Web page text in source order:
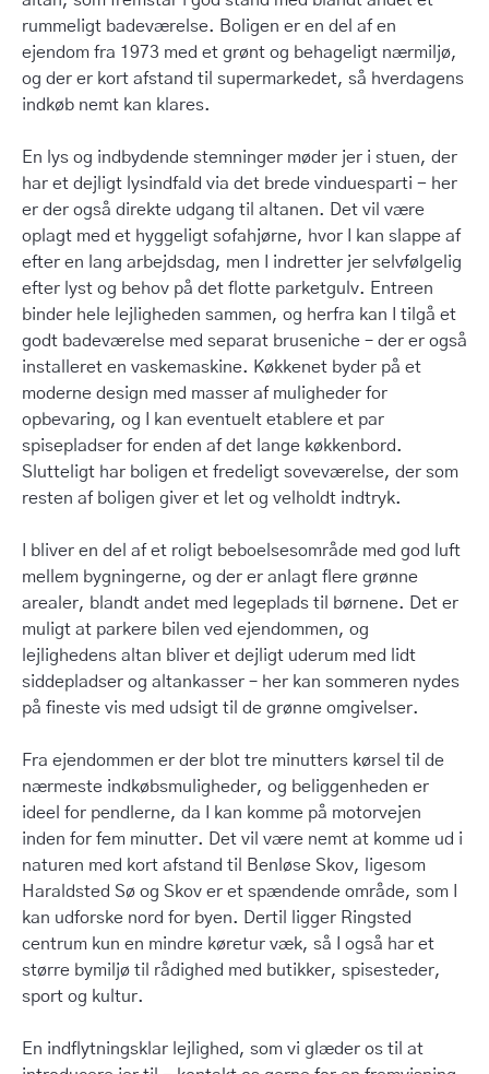
rummeligt badeværelse. Boligen er en del af en
ejendom fra 1973 med et grønt og behageligt nærmiljø,
og der er kort afstand til supermarkedet, så hverdagens
indkøb nemt kan klares.
En lys og indbydende stemninger møder jer i stuen, der
har et dejligt lysindfald via det brede vinduesparti - her
er der også direkte udgang til altanen. Det vil være
oplagt med et hyggeligt sofahjørne, hvor I kan slappe af
efter en lang arbejdsdag, men I indretter jer selvfølgelig
efter lyst og behov på det flotte parketgulv. Entreen
binder hele lejligheden sammen, og herfra kan I tilgå et
godt badeværelse med separat bruseniche – der er også
installeret en vaskemaskine. Køkkenet byder på et
moderne design med masser af muligheder for
opbevaring, og I kan eventuelt etablere et par
spisepladser for enden af det lange køkkenbord.
Slutteligt har boligen et fredeligt soveværelse, der som
resten af boligen giver et let og velholdt indtryk.
I bliver en del af et roligt beboelsesområde med god luft
mellem bygningerne, og der er anlagt flere grønne
arealer, blandt andet med legeplads til børnene. Det er
muligt at parkere bilen ved ejendommen, og
lejlighedens altan bliver et dejligt uderum med lidt
siddepladser og altankasser – her kan sommeren nydes
på fineste vis med udsigt til de grønne omgivelser.
Fra ejendommen er der blot tre minutters kørsel til de
nærmeste indkøbsmuligheder, og beliggenheden er
ideel for pendlerne, da I kan komme på motorvejen
inden for fem minutter. Det vil være nemt at komme ud i
naturen med kort afstand til Benløse Skov, ligesom
Haraldsted Sø og Skov er et spændende område, som I
kan udforske nord for byen. Dertil ligger Ringsted
centrum kun en mindre køretur væk, så I også har et
større bymiljø til rådighed med butikker, spisesteder,
sport og kultur.
En indflytningsklar lejlighed, som vi glæder os til at